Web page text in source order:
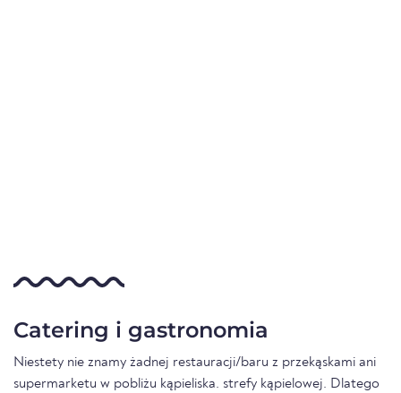
Catering i gastronomia
Niestety nie znamy żadnej restauracji/baru z przekąskami ani
supermarketu w pobliżu kąpieliska. strefy kąpielowej. Dlatego